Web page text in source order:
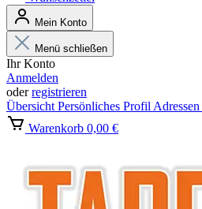
Mein Konto
Menü schließen
Ihr Konto
Anmelden
oderregistrieren
Übersicht Persönliches Profil Adressen
Warenkorb 0,00 €